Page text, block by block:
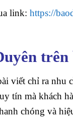
link: https://
viết chỉ ra nhu
tín mà khách
chóng và